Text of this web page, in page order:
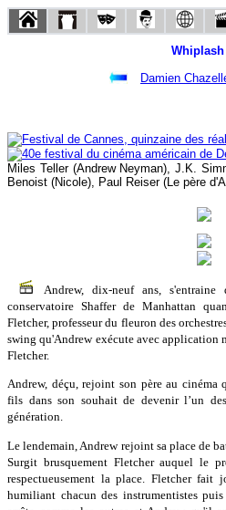
Whiplash
Damien
Miles Teller (Andrew Neyman), J.K.
Benoist (Nicole), Paul Reiser (Le père
Andrew, dix-neuf ans,
conservatoire Shaffer de Manhattan
Fletcher, professeur du fleuron des
swing qu'Andrew exécute avec application
Fletcher.
Andrew, déçu, rejoint son père au cinéma
fils dans son souhait de devenir l’un
génération.
Le lendemain, Andrew rejoint sa place de
Surgit brusquement Fletcher auquel le
respectueusement la place. Fletcher fait
humiliant chacun des instrumentistes